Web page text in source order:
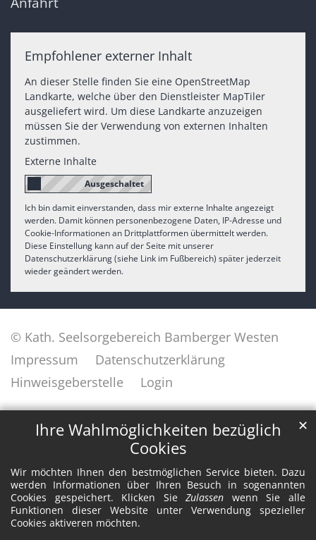
Ihre Wahlmöglichkeiten bezüglich
Cookies
Wir möchten Ihnen den bestmöglichen Service bieten. Dazu
werden Informationen über Ihren Besuch in sogenannten
Cookies gespeichert. Klicken SieZulassen wenn Sie alle
Funktionen dieser Website unter Verwendung spezieller
Cookies aktiveren möchten.
✕
Empfohlener externer Inhalt
An dieser Stelle finden Sie eine OpenStreetMap
Landkarte, welche über den Dienstleister MapTiler
ausgeliefert wird. Um diese Landkarte anzuzeigen
müssen Sie der Verwendung von externen Inhalten
zustimmen.
Externe Inhalte
Ich bin damit einverstanden, dass mir externe Inhalte angezeigt
werden. Damit können personenbezogene Daten, IP-Adresse und
Cookie-Informationen an Drittplattformen übermittelt werden.
Diese Einstellung kann auf der Seite mit unserer
Datenschutzerklärung (siehe Link im Fußbereich) später jederzeit
wieder geändert werden.
© Kath. Seelsorgebereich Bamberger Westen
Impressum
Datenschutzerklärung
Hinweisgeberstelle
Login